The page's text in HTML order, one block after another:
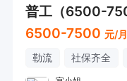
6500-7500 元/月
勒流 社保齐全